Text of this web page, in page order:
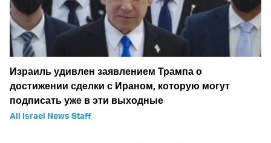
Израиль удивлен заявлением Трампа о
достижении сделки с Ираном, которую могут
подписать уже в эти выходные
All Israel News Staff